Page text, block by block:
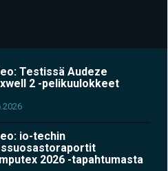
Testissä Audeze
2 -pelikuulokkeet
io-techin
2026 -tapahtumasta